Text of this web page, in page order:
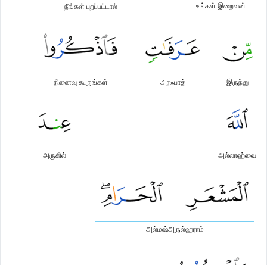
உங்கள் இறைவன்
நீங்கள் புறப்பட்டால்
இருந்து
அரஃபாத்
நினைவு கூருங்கள்
அல்லாஹ்வை
அருகில்
அல்மஷ்அருல்ஹராம்